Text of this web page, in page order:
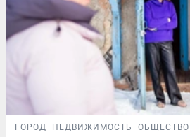
ГОРОД НЕДВИЖИМОСТЬ ОБЩЕСТВО